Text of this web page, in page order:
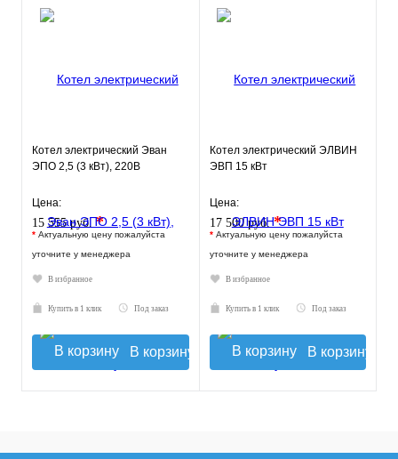
Котел электрический Эван
ЭПО 2,5 (3 кВт), 220В
Цена:
15 555 руб.*
* Актуальную цену пожалуйста
уточните у менеджера
В избранное
Купить в 1 клик Под заказ
В корзину
Котел электрический ЭЛВИН
ЭВП 15 кВт
Цена:
17 500 руб.*
* Актуальную цену пожалуйста
уточните у менеджера
В избранное
Купить в 1 клик Под заказ
В корзину